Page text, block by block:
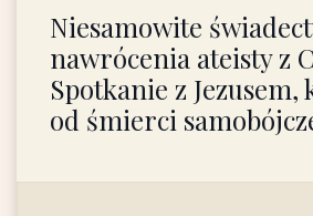
Niesamowite
nawrócenia ateisty z
Spotkanie z
od śmierci